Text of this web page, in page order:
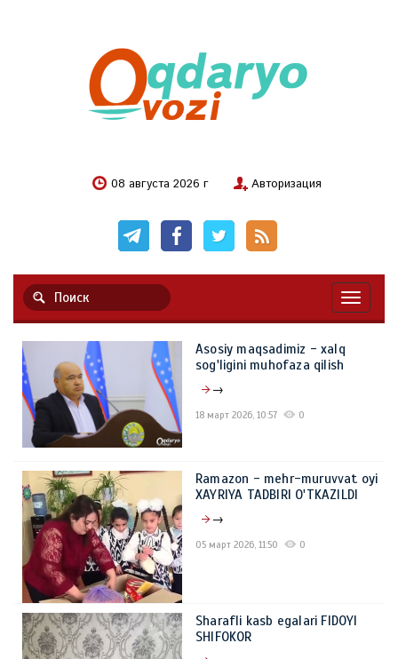
08 августа 2026 г Авторизация
Asosiy maqsadimiz - xalq
sog'ligini muhofaza qilish
→
18 март 2026, 10:57 0
Ramazon - mehr-muruvvat oyi
XAYRIYA TADBIRI O'TKAZILDI
→
05 март 2026, 11:50 0
Sharafli kasb egalari FIDOYI
SHIFOKOR